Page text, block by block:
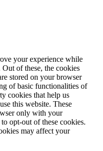
your experience while
of these, the cookies
stored on your browser
of basic functionalities of
cookies that help us
this website. These
only with your
opt-out of these cookies.
may affect your